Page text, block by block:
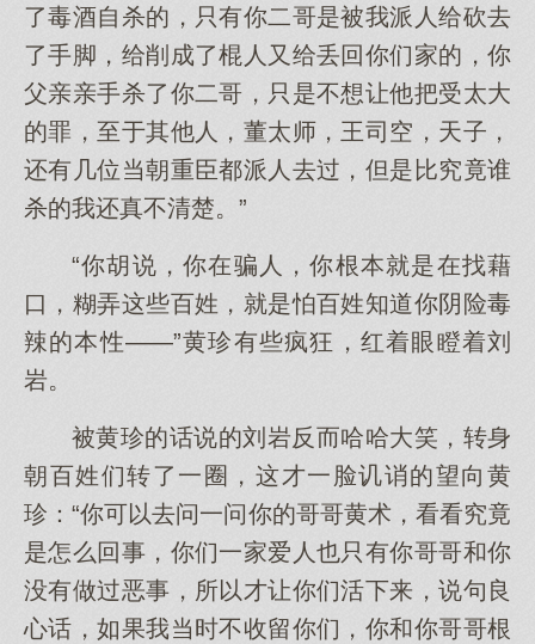
了毒酒自杀的，只有你二哥是被我派人给砍去
了手脚，给削成了棍人又给丢回你们家的，你
父亲亲手杀了你二哥，只是不想让他把受太大
的罪，至于其他人，董太师，王司空，天子，
还有几位当朝重臣都派人去过，但是比究竟谁
杀的我还真不清楚。”
“你胡说，你在骗人，你根本就是在找藉
口，糊弄这些百姓，就是怕百姓知道你阴险毒
辣的本性——”黄珍有些疯狂，红着眼瞪着刘
岩。
被黄珍的话说的刘岩反而哈哈大笑，转身
朝百姓们转了一圈，这才一脸讥诮的望向黄
珍：“你可以去问一问你的哥哥黄术，看看究竟
是怎么回事，你们一家爱人也只有你哥哥和你
没有做过恶事，所以才让你们活下来，说句良
心话，如果我当时不收留你们，你和你哥哥根